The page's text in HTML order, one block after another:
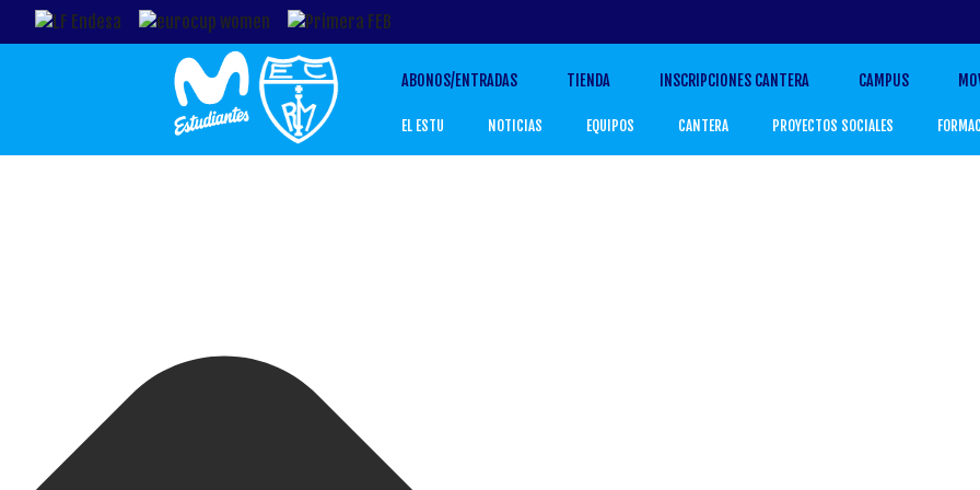
Gestionar el Consentimiento de las Cookies
ABONOS/ENTRADAS TIENDA INSCRIPCIONES CANTERA CAMPUS
EL ESTU NOTICIAS EQUIPOS CANTERA PROYECTOS SOCIALES